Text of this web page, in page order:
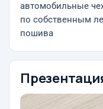
автомобильные
по собственным
пошива